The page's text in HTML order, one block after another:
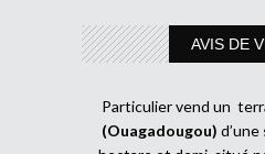
AVIS DE
Particulier vend un
(Ouagadougou) d’une